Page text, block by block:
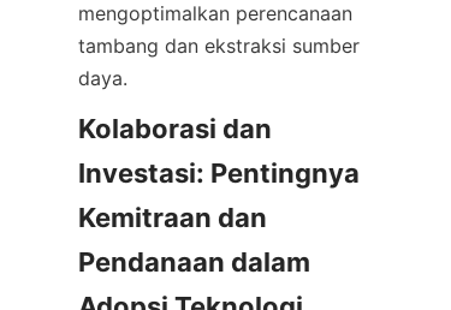
mengoptimalkan perencanaan
tambang dan ekstraksi sumber
Kolaborasi dan
Investasi: Pentingnya
Kemitraan dan
Pendanaan dalam